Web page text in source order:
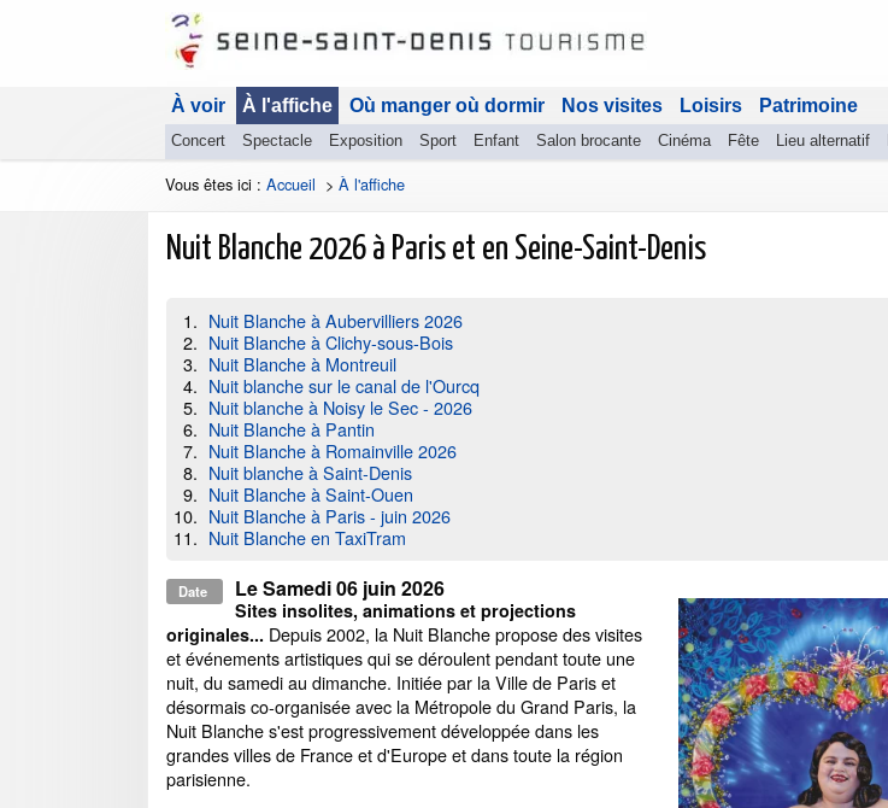
À voir À l'affiche
Concert Spectacle Exposition Sport Enfant Salon brocante Cinéma Fête Lieu alternatif
Où manger où dormir Nos visites Loisirs Patrimoine
Vous êtes ici : Accueil > À l'affiche
Nuit Blanche 2026 à Paris et en Seine-Saint-Denis
Nuit Blanche à Aubervilliers 2026
Nuit Blanche à Clichy-sous-Bois
Nuit Blanche à Montreuil
Nuit blanche sur le canal de l'Ourcq
Nuit blanche à Noisy le Sec - 2026
Nuit Blanche à Pantin
Nuit Blanche à Romainville 2026
Nuit blanche à Saint-Denis
Nuit Blanche à Saint-Ouen
Nuit Blanche à Paris - juin 2026
Nuit Blanche en TaxiTram
Date LeSamedi 06 juin 2026
Sites insolites, animations et projections
originales... Depuis 2002, la Nuit Blanche propose des visites
et événements artistiques qui se déroulent pendant toute une
nuit, du samedi au dimanche. Initiée par la Ville de Paris et
désormais co-organisée avec la Métropole du Grand Paris, la
Nuit Blanche s'est progressivement développée dans les
grandes villes de France et d'Europe et dans toute la région
parisienne.